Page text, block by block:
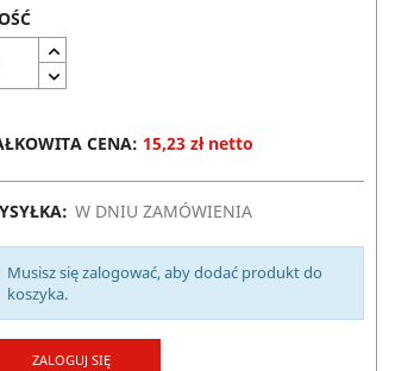
CENA: 15,23 zł netto
W DNIU ZAMÓWIENIA
Musisz się zalogować, aby dodać produkt do
koszyka.
ZALOGUJ SIĘ